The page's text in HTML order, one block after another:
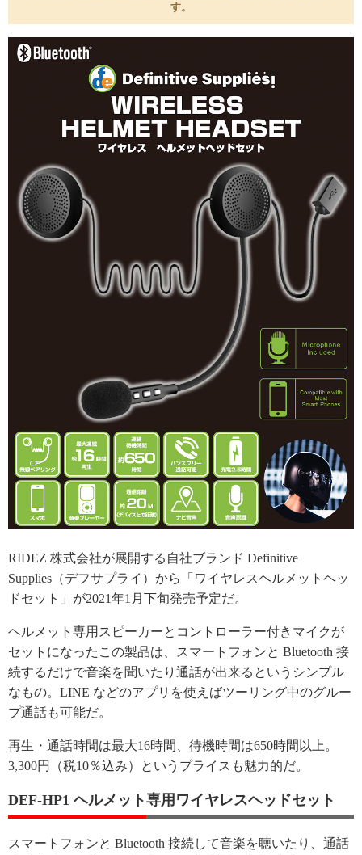
す。
RIDEZ 株式会社が展開する自社ブランド Definitive
Supplies（デフサプライ）から「ワイヤレスヘルメットヘッ
ドセット」が2021年1月下旬発売予定だ。
ヘルメット専用スピーカーとコントローラー付きマイクが
セットになったこの製品は、スマートフォンと Bluetooth 接
続するだけで音楽を聞いたり通話が出来るというシンプル
なもの。LINE などのアプリを使えばツーリング中のグルー
プ通話も可能だ。
再生・通話時間は最大16時間、待機時間は650時間以上。
3,300円（税10％込み）というプライスも魅力的だ。
DEF-HP1 ヘルメット専用ワイヤレスヘッドセット
スマートフォンと Bluetooth 接続して音楽を聴いたり、通話